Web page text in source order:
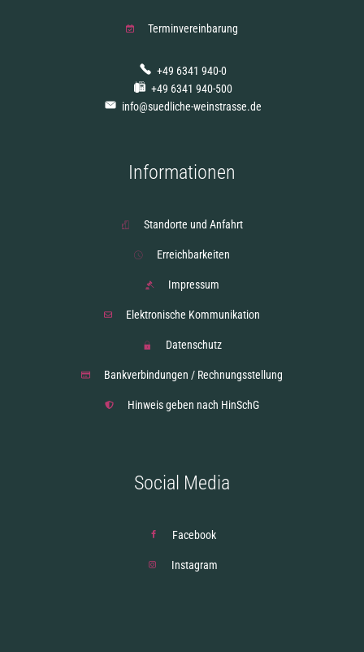
Terminvereinbarung
+49 6341 940-0
+49 6341 940-500
info@suedliche-weinstrasse.de
Informationen
Standorte und Anfahrt
Erreichbarkeiten
Impressum
Elektronische Kommunikation
Datenschutz
Bankverbindungen / Rechnungsstellung
Hinweis geben nach HinSchG
Social Media
Facebook
Instagram